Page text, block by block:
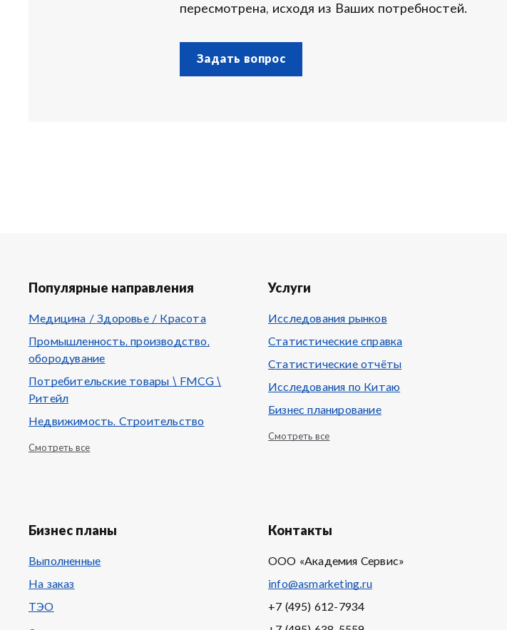
пересмотрена, исходя из Ваших потребностей.
Задать вопрос
Популярные направления
Медицина / Здоровье / Красота
Промышленность, производство,
обородувание
Потребительские товары \ FMCG \
Ритейл
Недвижимость, Строительство
Смотреть все
Услуги
Исследования рынков
Статистические справка
Статистические отчёты
Исследования по Китаю
Бизнес планирование
Смотреть все
Бизнес планы
Выполненные
На заказ
ТЭО
Контакты
ООО «Академия Сервис»
info@asmarketing.ru
+7 (495) 612-7934